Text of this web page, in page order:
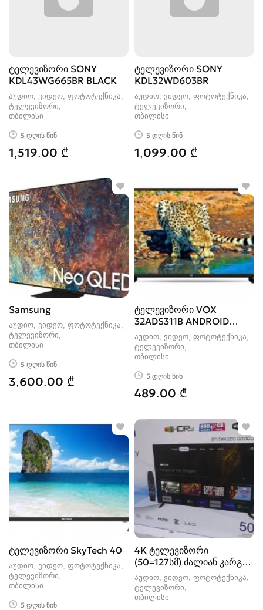
ტელევიზორი SONY
KDL43WG665BR BLACK
აუდიო, ვიდეო, ფოტოტექნიკა,
ტელევიზორი
თბილისი
5 დღის წინ
1,519.00 ₾
ტელევიზორი SONY
KDL32WD603BR
აუდიო, ვიდეო, ფოტოტექნიკა,
ტელევიზორი
თბილისი
5 დღის წინ
1,099.00 ₾
Samsung
აუდიო, ვიდეო, ფოტოტექნიკა,
ტელევიზორი
თბილისი
5 დღის წინ
3,600.00 ₾
ტელევიზორი VOX
32ADS311B ANDROID
SMART TV WiFi
აუდიო, ვიდეო, ფოტოტექნიკა,
ტელევიზორი
თბილისი
5 დღის წინ
489.00 ₾
ტელევიზორი SkyTech 40
აუდიო, ვიდეო, ფოტოტექნიკა,
ტელევიზორი
თბილისი
5 დღის წინ
4K ტელევიზორი
(50=127სმ) ძალიან კარგი
მოდელია
აუდიო, ვიდეო, ფოტოტექნიკა,
ტელევიზორი
თბილისი